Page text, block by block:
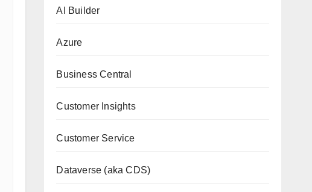
AI Builder
Azure
Business Central
Customer Insights
Customer Service
Dataverse (aka CDS)